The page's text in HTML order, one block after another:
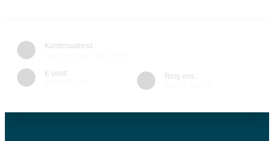
Kontorsadress :
E-post:
Ring oss :